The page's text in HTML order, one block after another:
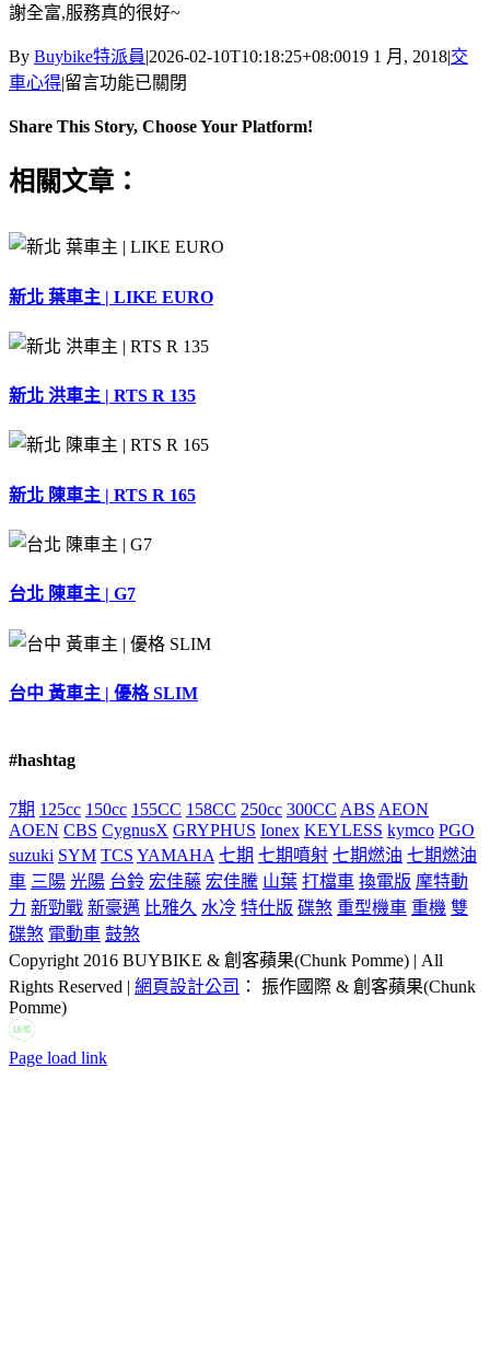
謝全富,服務真的很好~
By Buybike特派員|2026-02-10T10:18:25+08:0019 1 月, 2018|交
車心得|在
能
技
學-
同
中
留言功能已關閉
Share This Story, Choose Your Platform!
Facebook
X
Reddit
LinkedIn
Tumblr
Pinterest
Vk
Email:
相關文章：
新北 葉車主 | LIKE EURO
新北 洪車主 | RTS R 135
新北 陳車主 | RTS R 165
台北 陳車主 | G7
台中 黃車主 | 優格 SLIM
#hashtag
7期 125cc 150cc 155CC 158CC 250cc 300CC ABS AEON
AOEN CBS CygnusX GRYPHUS Ionex KEYLESS kymco PGO
suzuki SYM TCS YAMAHA 七期 七期噴射 七期燃油 七期燃油
車 三陽 光陽 台鈴 宏佳藤 宏佳騰 山葉 打檔車 換電版 摩特動
力 新勁戰 新豪邁 比雅久 水冷 特仕版 碟煞 重型機車 重機 雙
碟煞 電動車 鼓煞
Copyright 2016 BUYBIKE & 創客蘋果(Chunk Pomme) | All
Rights Reserved | 網頁設計公司 ： 振作國際 & 創客蘋果(Chunk
Pomme)
LINEFacebook
Email:
Page load link